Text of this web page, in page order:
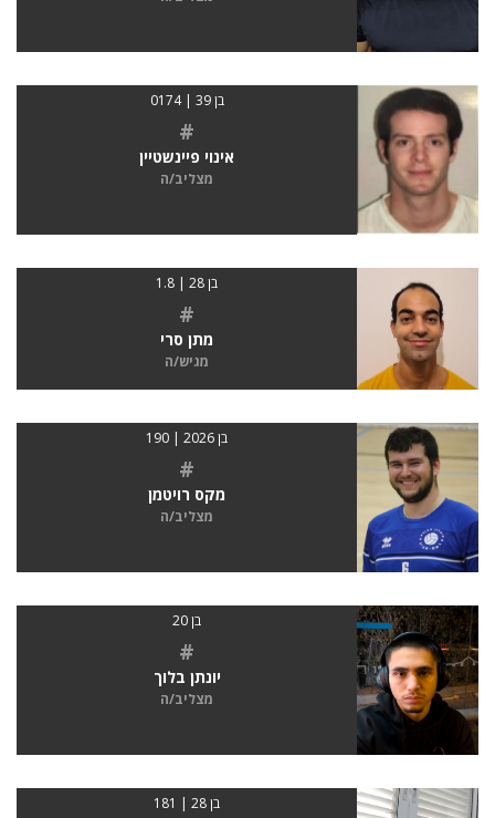
בן 39 | 0174
#
אינוי פיינשטיין
מצליב/ה
בן 28 | 1.8
#
מתן סרי
מגיש/ה
בן 2026 | 190
#
מקס רויטמן
מצליב/ה
בן 20
#
יונתן בלוך
מצליב/ה
בן 28 | 181